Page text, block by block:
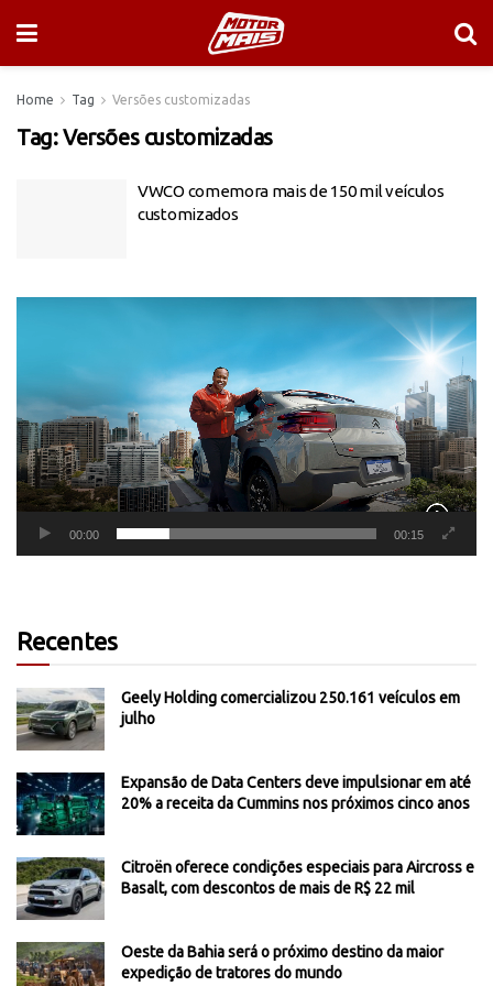
Home Tag Versões customizadas
Tag:Versões customizadas
VWCO comemora mais de 150 mil veículos
customizados
00:00 00:15
Recentes
Geely Holding comercializou 250.161 veículos em
julho
Expansão de Data Centers deve impulsionar em até
20% a receita da Cummins nos próximos cinco anos
Citroën oferece condições especiais para Aircross e
Basalt, com descontos de mais de R$ 22 mil
Oeste da Bahia será o próximo destino da maior
expedição de tratores do mundo